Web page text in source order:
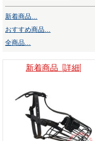
新着商品...
おすすめ商品...
全商品...
新着商品 [詳細]